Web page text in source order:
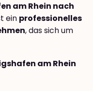
am Rhein nach
ein professionelles
, das sich um
am Rhein